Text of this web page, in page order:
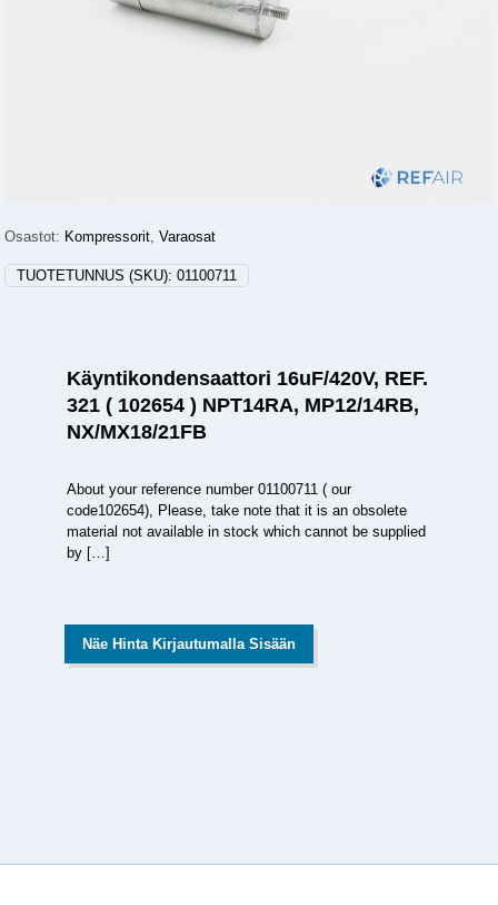
Osastot: Kompressorit,Varaosat
TUOTETUNNUS (SKU):01100711
Käyntikondensaattori 16uF/420V, REF.
321 ( 102654 ) NPT14RA, MP12/14RB,
NX/MX18/21FB
About your reference number 01100711 ( our
code102654), Please, take note that it is an obsolete
material not available in stock which cannot be supplied
by […]
Näe Hinta Kirjautumalla Sisään